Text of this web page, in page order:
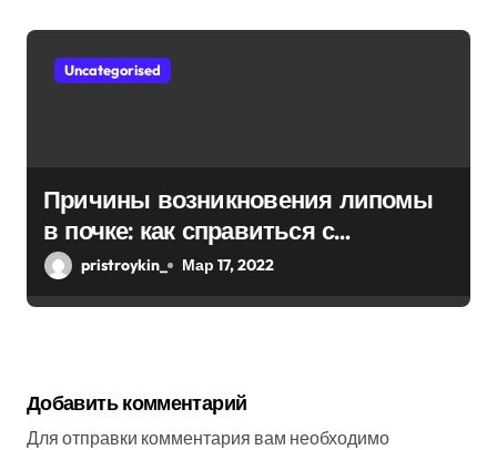
Uncategorised
Причины возникновения липомы
в почке: как справиться с
болезнью
pristroykin_ Мар 17, 2022
Добавить комментарий
Для отправки комментария вам необходимо